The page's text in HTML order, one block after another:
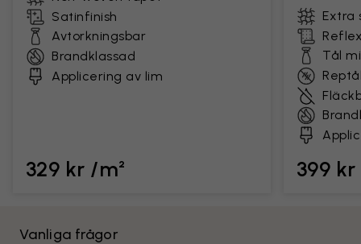
Satinfinish
Avtorkningsbar
Brandklassad
Applicering av lim
329 kr /m²
Extra
Tål
399
Vanliga frågor